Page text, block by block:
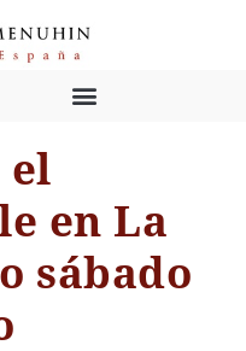
el
en La
sábado